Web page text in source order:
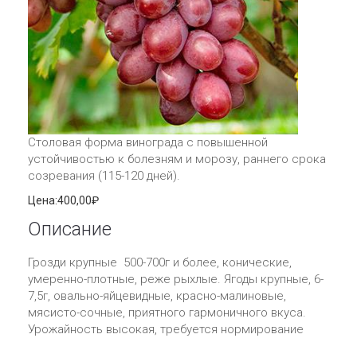
Столовая форма винограда с повышенной
устойчивостью к болезням и морозу, раннего срока
созревания (115-120 дней).
Цена:400,00₽
Описание
Грозди крупные 500-700г и более, конические,
умеренно-плотные, реже рыхлые. Ягоды крупные, 6-
7,5г, овально-яйцевидные, красно-малиновые,
мясисто-сочные, приятного гармоничного вкуса.
Урожайность высокая, требуется нормирование